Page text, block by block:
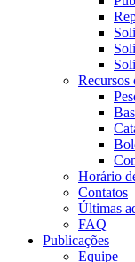
Recursos
Horário
Contatos
Últimas
FAQ
Publicações
Equipe